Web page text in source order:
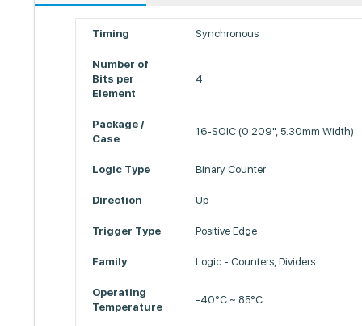
Timing Synchronous
Number of
Bits per
Element
4
Package /
Case
16-SOIC (0.209", 5.30mm Width)
Logic Type Binary Counter
Direction Up
Trigger Type Positive Edge
Family Logic - Counters, Dividers
Operating
Temperature
-40°C ~ 85°C